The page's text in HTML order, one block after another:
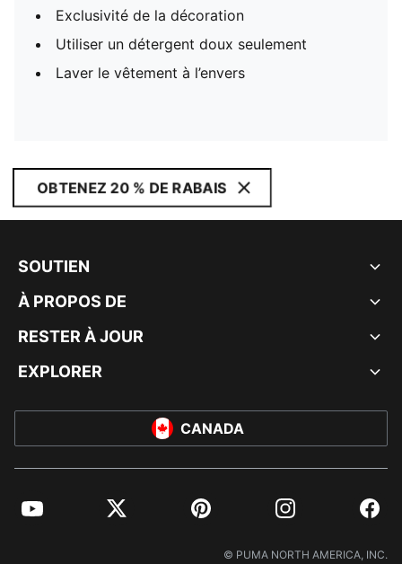
Exclusivité de la décoration
Utiliser un détergent doux seulement
Laver le vêtement à l’envers
OBTENEZ 20 % DE RABAIS
SOUTIEN
À PROPOS DE
RESTER À JOUR
EXPLORER
CANADA
YouTube Twitter Pinterest Instagram
© PUMA NORTH AMERICA, INC.